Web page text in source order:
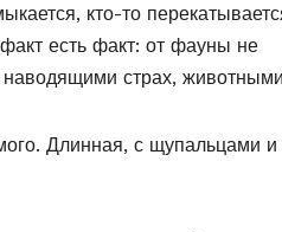
кто-то
есть факт: от фауны не
страх,
Длинная, с щупальцами и